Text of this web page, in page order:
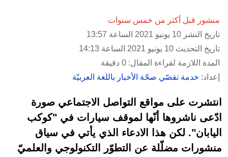
منشور قبل أكثر من خمس سنوات
تاريخ النشر 10 يونيو 2021 الساعة 13:57
تاريخ التحديث 10 يونيو 2021 الساعة 14:13
المدة اللازمة لقراءة المقال: 0 دقيقة
إعداد: خدمة تقصّي صحّة الأخبار باللغة العربيّة
انتشرت على مواقع التواصل الاجتماعي صورة
ادّعى ناشروها أنّها لموقف سيارات في "كوكب
اليابان". لكن هذا الادعاء الذي يأتي في سياق
منشورات مضلّلة عن التطوّر التكنولوجي والعلميّ